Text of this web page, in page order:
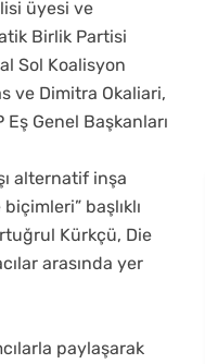
üyesi ve
Birlik Partisi
Sol Koalisyon
ve Dimitra Okaliari,
Genel Başkanları
alternatif inşa
başlıklı
Kürkçü, Die
arasında yer
paylaşarak